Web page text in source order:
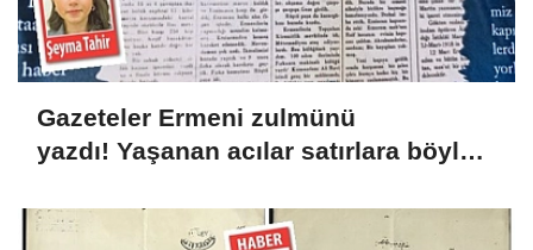
Gazeteler Ermeni zulmünü
yazdı! Yaşanan acılar satırlara böyle